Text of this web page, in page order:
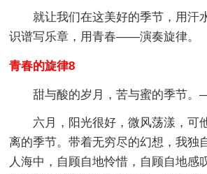
就让我们在这美好的季节，用汗
识谱写乐章，用青春——演奏旋律。
青春的旋律8
甜与酸的岁月，苦与蜜的季节
六月，阳光很好，微风荡漾，可
离的季节。带着无穷尽的幻想，我独
人海中，自顾自地怜惜，自顾自地感